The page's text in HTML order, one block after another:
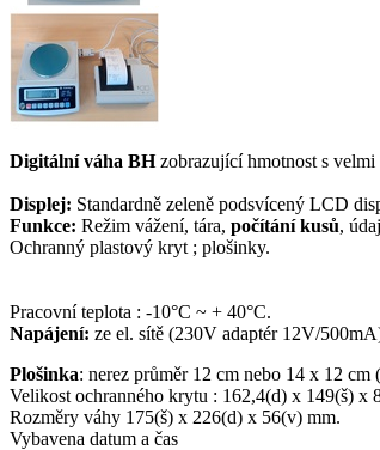
Digitální váha BHzobrazující hmotnost s
Displej: Standardně zeleně podsvícený LCD
Funkce: Režim vážení, tára, počítání kusů,
Ochranný plastový kryt ; plošinky.
Pracovní teplota : -10°C ~ + 40°C.
Napájení: ze el. sítě (230V adaptér 12V/
Plošinka: nerez průměr 12 cm nebo 14 x 12 cm
Velikost ochranného krytu : 162,4(d) x 149(š) x
Rozměry váhy 175(š) x 226(d) x 56(v) mm.
Vybavena datum a čas